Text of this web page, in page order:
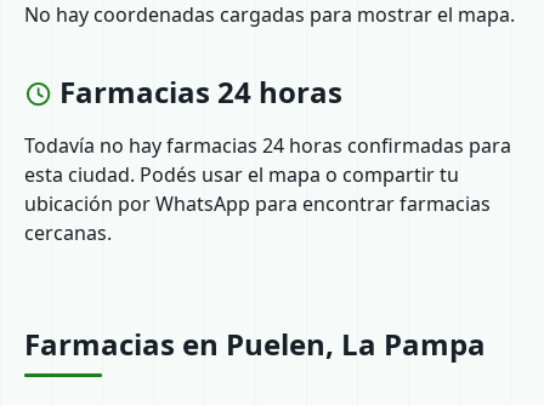
No hay coordenadas cargadas para mostrar el mapa.
Farmacias 24 horas
Todavía no hay farmacias 24 horas confirmadas para
esta ciudad. Podés usar el mapa o compartir tu
ubicación por WhatsApp para encontrar farmacias
cercanas.
Farmacias en Puelen, La Pampa